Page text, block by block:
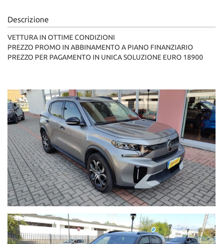
Descrizione
VETTURA IN OTTIME CONDIZIONI
PREZZO PROMO IN ABBINAMENTO A PIANO FINANZIARIO
PREZZO PER PAGAMENTO IN UNICA SOLUZIONE EURO 18900